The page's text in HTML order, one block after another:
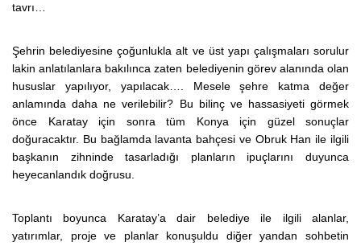
tavrı…
Şehrin belediyesine çoğunlukla alt ve üst yapı çalışmaları sorulur
lakin anlatılanlara bakılınca zaten belediyenin görev alanında olan
hususlar yapılıyor, yapılacak…. Mesele şehre katma değer
anlamında daha ne verilebilir? Bu bilinç ve hassasiyeti görmek
önce Karatay için sonra tüm Konya için güzel sonuçlar
doğuracaktır. Bu bağlamda lavanta bahçesi ve Obruk Han ile ilgili
başkanın zihninde tasarladığı planların ipuçlarını duyunca
heyecanlandık doğrusu.
Toplantı boyunca Karatay’a dair belediye ile ilgili alanlar,
yatırımlar, proje ve planlar konuşuldu diğer yandan sohbetin